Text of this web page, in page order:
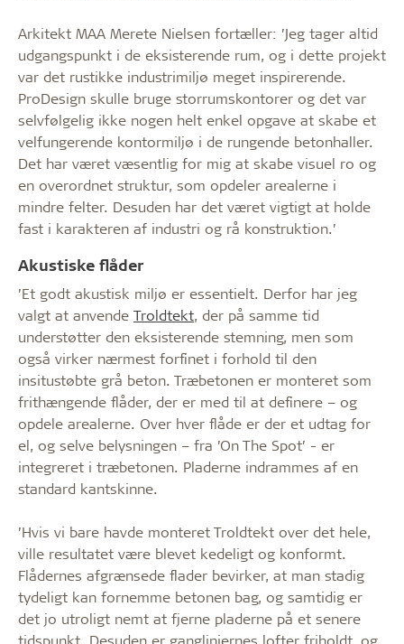
Arkitekt MAA Merete Nielsen fortæller: ’Jeg tager altid
udgangspunkt i de eksisterende rum, og i dette projekt
var det rustikke industrimiljø meget inspirerende.
ProDesign skulle bruge storrumskontorer og det var
selvfølgelig ikke nogen helt enkel opgave at skabe et
velfungerende kontormiljø i de rungende betonhaller.
Det har været væsentlig for mig at skabe visuel ro og
en overordnet struktur, som opdeler arealerne i
mindre felter. Desuden har det været vigtigt at holde
fast i karakteren af industri og rå konstruktion.’
Akustiske flåder
’Et godt akustisk miljø er essentielt. Derfor har jeg
valgt at anvende Troldtekt, der på samme tid
understøtter den eksisterende stemning, men som
også virker nærmest forfinet i forhold til den
insitustøbte grå beton. Træbetonen er monteret som
frithængende flåder, der er med til at definere – og
opdele arealerne. Over hver flåde er der et udtag for
el, og selve belysningen – fra ’On The Spot’ - er
integreret i træbetonen. Pladerne indrammes af en
standard kantskinne.
’Hvis vi bare havde monteret Troldtekt over det hele,
ville resultatet være blevet kedeligt og konformt.
Flådernes afgrænsede flader bevirker, at man stadig
tydeligt kan fornemme betonen bag, og samtidig er
det jo utroligt nemt at fjerne pladerne på et senere
tidspunkt. Desuden er gangliniernes lofter friholdt, og